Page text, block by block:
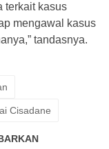
terkait kasus
mengawal kasus
tandasnya.
Cisadane